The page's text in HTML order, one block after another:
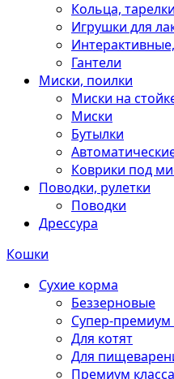
Кольца, тарелки
Игрушки для
Гантели
Миски, поилки
Миски на
Миски
Бутылки
Коврики под
Поводки, рулетки
Поводки
Дрессура
Кошки
Сухие корма
Беззерновые
Супер-премиум
Для котят
Для
Премиум класса